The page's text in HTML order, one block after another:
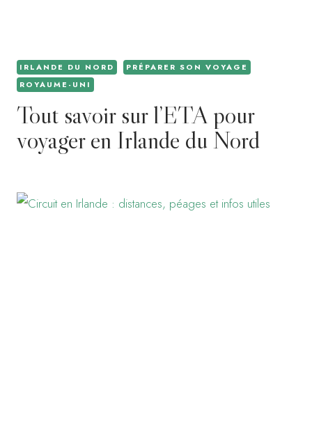
IRLANDE DU NORD
PRÉPARER SON VOYAGE
ROYAUME-UNI
Tout savoir sur l’ETA pour
voyager en Irlande du Nord